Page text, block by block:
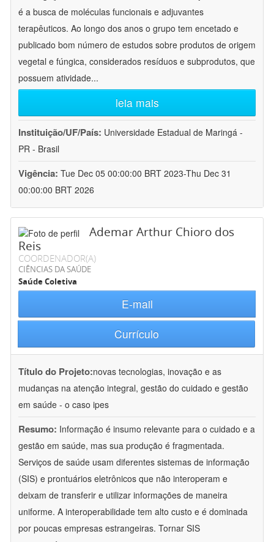
é a busca de moléculas funcionais e adjuvantes
terapêuticos. Ao longo dos anos o grupo tem encetado e
publicado bom número de estudos sobre produtos de origem
vegetal e fúngica, considerados resíduos e subprodutos, que
possuem atividade...
leia mais
Instituição/UF/País: Universidade Estadual de Maringá -
PR - Brasil
Vigência: Tue Dec 05 00:00:00 BRT 2023-Thu Dec 31
00:00:00 BRT 2026
Ademar Arthur Chioro dos
Reis
COORDENADOR(A)
CIÊNCIAS DA SAÚDE
Saúde Coletiva
E-mail
Currículo
Título do Projeto:novas tecnologias, inovação e as
mudanças na atenção integral, gestão do cuidado e gestão
em saúde - o caso ipes
Resumo: Informação é insumo relevante para o cuidado e a
gestão em saúde, mas sua produção é fragmentada.
Serviços de saúde usam diferentes sistemas de informação
(SIS) e prontuários eletrônicos que não interoperam e
deixam de transferir e utilizar informações de maneira
uniforme. A interoperabilidade tem alto custo e é dominada
por poucas empresas estrangeiras. Tornar SIS